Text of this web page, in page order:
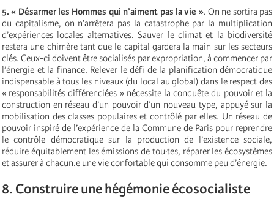
5. « Désarmer les Hommes qui n’aiment pas la vie ». On ne sortira pas
du capitalisme, on n’arrêtera pas la catastrophe par la multiplication
d’expériences locales alternatives. Sauver le climat et la biodiversité
restera une chimère tant que le capital gardera la main sur les secteurs
clés. Ceux-ci doivent être socialisés par expropriation, à commencer par
l’énergie et la finance. Relever le défi de la planification démocratique
indispensable à tous les niveaux (du local au global) dans le respect des
« responsabilités différenciées » nécessite la conquête du pouvoir et la
construction en réseau d’un pouvoir d’un nouveau type, appuyé sur la
mobilisation des classes populaires et contrôlé par elles. Un réseau de
pouvoir inspiré de l’expérience de la Commune de Paris pour reprendre
le contrôle démocratique sur la production de l’existence sociale,
réduire équitablement les émissions de tou·tes, réparer les écosystèmes
et assurer à chacun.e une vie confortable qui consomme peu d’énergie.
8. Construire une hégémonie écosocialiste